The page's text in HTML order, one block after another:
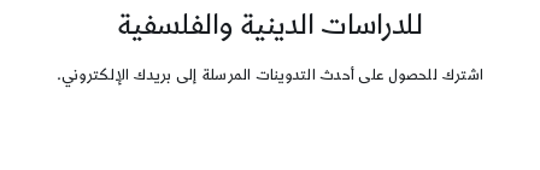
للدراسات الدينية والفلسفية
اشترك للحصول على أحدث التدوينات المرسلة إلى بريدك الإلكتروني.